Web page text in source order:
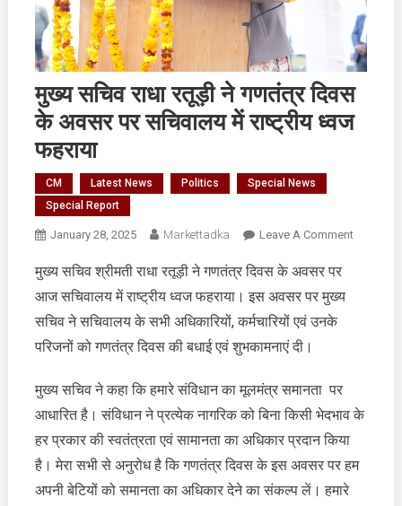
मुख्य सचिव राधा रतूड़ी ने गणतंत्र दिवस
के अवसर पर सचिवालय में राष्ट्रीय ध्वज
फहराया
CM Latest News Politics
Special News
Special Report
January 28, 2025 Markettadka Leave A CommentOn
अवसर
सचिवालय
मुख्य सचिव श्रीमती राधा रतूड़ी ने गणतंत्र दिवस के अवसर पर
आज सचिवालय में राष्ट्रीय ध्वज फहराया। इस अवसर पर मुख्य
सचिव ने सचिवालय के सभी अधिकारियों, कर्मचारियों एवं उनके
परिजनों को गणतंत्र दिवस की बधाई एवं शुभकामनाएं दी।
मुख्य सचिव ने कहा कि हमारे संविधान का मूलमंत्र समानता पर
आधारित है। संविधान ने प्रत्येक नागरिक को बिना किसी भेदभाव के
हर प्रकार की स्वतंत्रता एवं सामानता का अधिकार प्रदान किया
है। मेरा सभी से अनुरोध है कि गणतंत्र दिवस के इस अवसर पर हम
अपनी बेटियों को समानता का अधिकार देने का संकल्प लें। हमारे